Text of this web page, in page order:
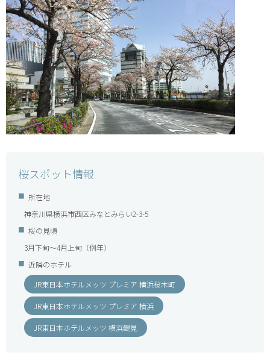
桜スポット情報
所在地
神奈川県横浜市西区みなとみらい2-3-5
桜の見頃
3月下旬～4月上旬（例年）
近隣のホテル
JR東日本ホテルメッツ プレミア 横浜桜木町
JR東日本ホテルメッツ プレミア 横浜
JR東日本ホテルメッツ 横浜鶴見